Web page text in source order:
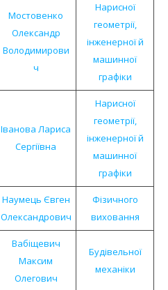
Мостовенко
Олександр
Володимирови
ч
Нарисної
геометрії,
інженерної й
машинної
графіки
Іванова Лариса
Сергіївна
Нарисної
геометрії,
інженерної й
машинної
графіки
Наумець Євген
Олександрович
Фізичного
виховання
Вабіщевич
Максим
Олегович
Будівельної
механіки